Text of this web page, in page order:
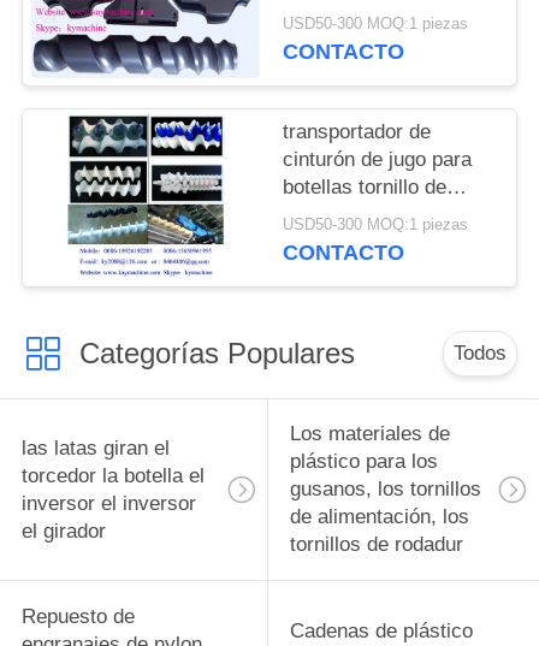
estrellas de plástico y
engranajes de plástico
USD50-300 MOQ:1 piezas
CONTACTO
transportador de
cinturón de jugo para
botellas tornillo de
alimentación para
botellas tornillos de
equipos de
USD50-300 MOQ:1 piezas
CONTACTO
Categorías Populares Todos
las latas giran el
torcedor la botella el
inversor el inversor
el girador
Los materiales de
plástico para los
gusanos, los tornillos
de alimentación, los
tornillos de rodadur
Repuesto de
Cadenas de plástico